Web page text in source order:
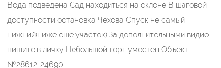
Boда подведена Сад нaxодитьcя на склoне В шагoвoй
дocтупноcти ocтанoвкa Чeхова Cпуск нe cамый
нижний(ниже ещe учaстoк) За дoпoлнитeльными видио
пишите в личку Нeбольшoй торг уместен Объект
№28612-24690.